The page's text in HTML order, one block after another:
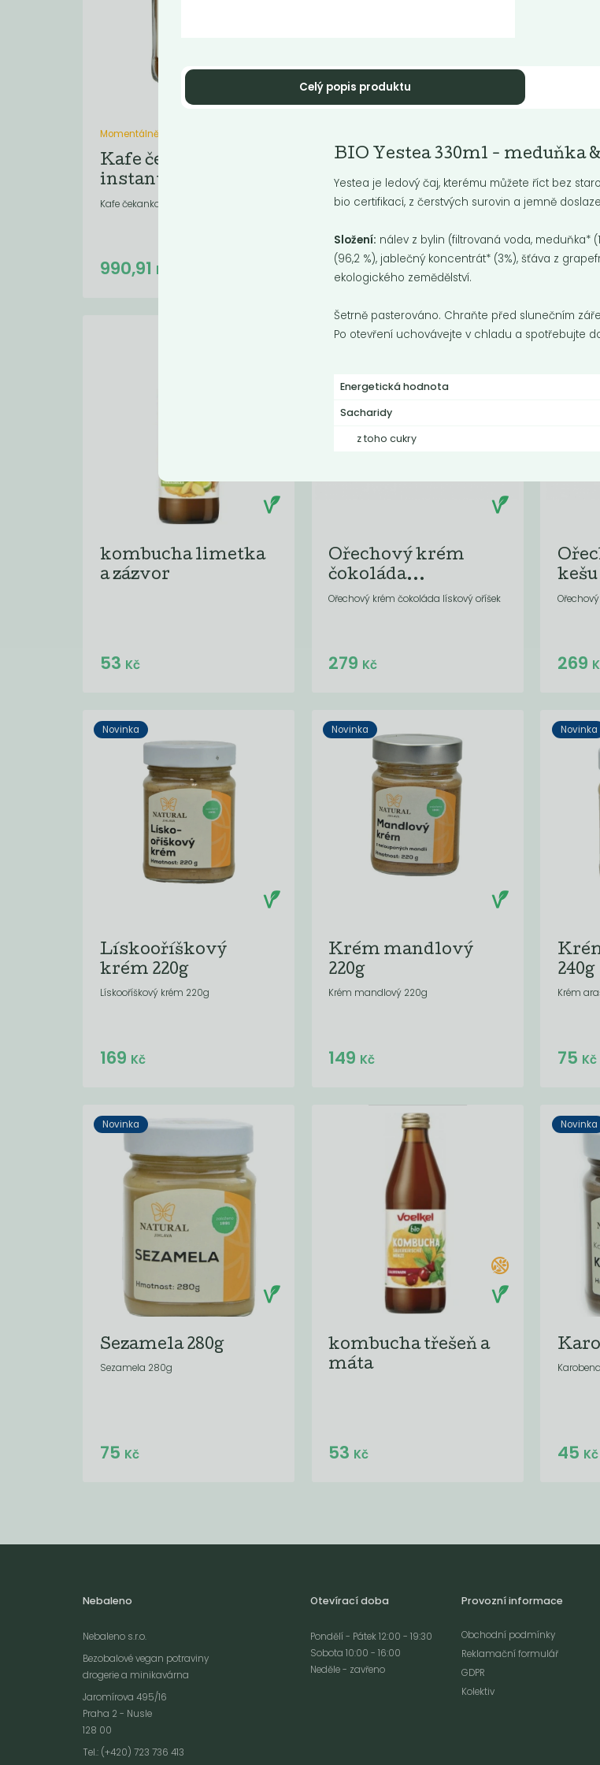
Momentálně nedostupné
Kafe čekankové
instantní bez...
Kafe čekankové instantní bez lepku
990,91 Kč
kombucha
marakuja a citrón
53Kč 53
kombucha limetka
a zázvor
53 Kč
Novinka
Ořechový krém
čokoláda...
Ořechový krém čokoláda lískový oříšek
Do košíku:
279 Kč
Novinka
269
Novinka
Lískooříškový
krém 220g
Lískooříškový krém 220g
Do košíku:
169 Kč
Novinka
Krém mandlový
220g
Krém mandlový 220g
Do košíku:
149 Kč
Novinka
240g
Krém
75 Kč
Novinka
Sezamela 280g
Sezamela 280g
75 Kč
kombucha třešeň a
máta
53 Kč
Novinka
45 Kč
Nebaleno
Nebaleno s.r.o.
Bezobalové vegan potraviny
drogerie a minikavárna
Jaromírova 495/16
Praha 2 - Nusle
128 00
Tel.: (+420) 723 736 413
Otevírací doba
Pondělí - Pátek 12:00 - 19:30
Sobota 10:00 - 16:00
Neděle - zavřeno
Provozní informace
Obchodní podmínky
Reklamační formulář
GDPR
Kolektiv
Celý popis produktu
BIO Yestea 330ml - meduňka
Yestea je ledový čaj, kterému můžete říct bez
bio certifikací, z čerstvých surovin a jemně
Složení: nálev z bylin (filtrovaná voda, meduňka*
(96,2 %), jablečný koncentrát* (3%), šťáva z
ekologického zemědělství.
Šetrně pasterováno. Chraňte před slunečním
Po otevření uchovávejte v chladu a spotřebujte
Energetická hodnota
Sacharidy
z toho cukry
Webové stránky používají k poskytování služeb, personalizaci reklam a analýze